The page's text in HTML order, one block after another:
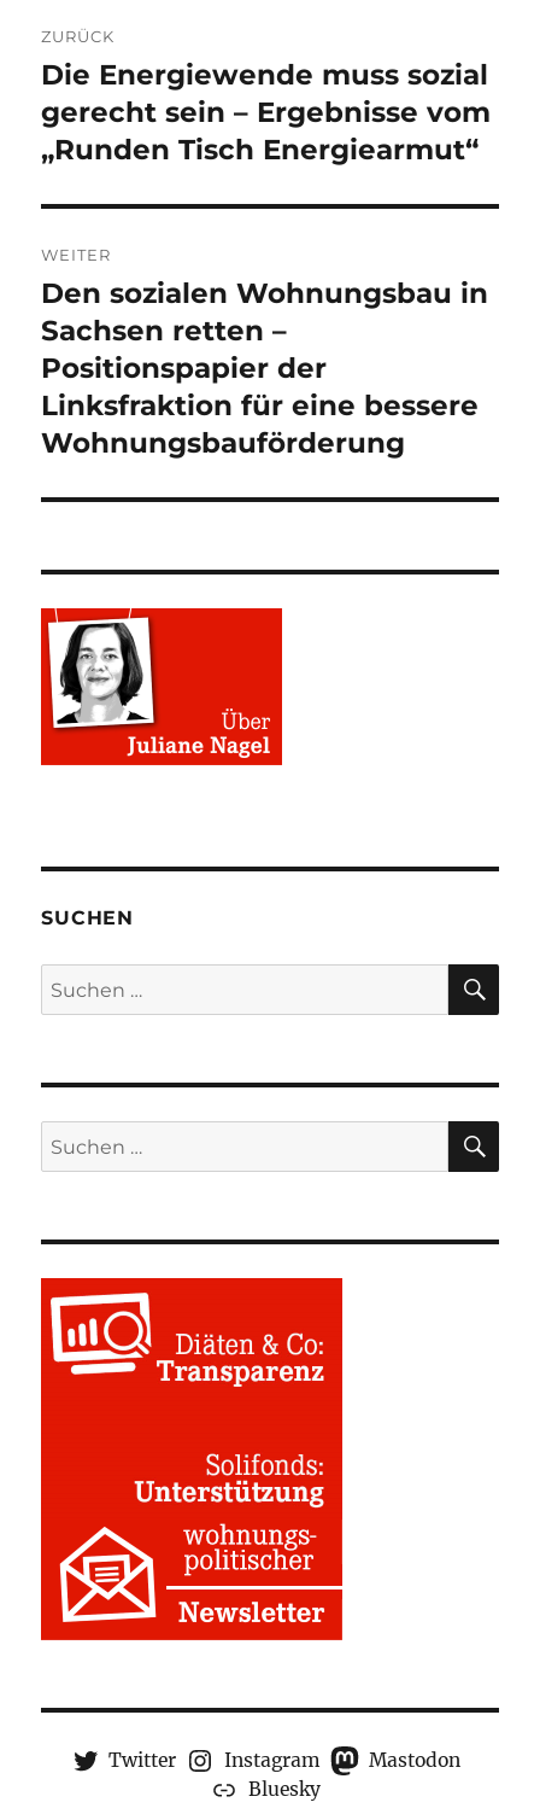
ZURÜCK
Vorheriger
Beitrag:
Die Energiewende muss sozial
gerecht sein – Ergebnisse vom
„Runden Tisch Energiearmut“
WEITER
Nächster
Beitrag:
Den sozialen Wohnungsbau in
Sachsen retten –
Positionspapier der
Linksfraktion für eine bessere
Wohnungsbauförderung
SUCHEN
Suchen
nach:
Suchen
nach:
Twitter Instagram
Mastodon
Bluesky